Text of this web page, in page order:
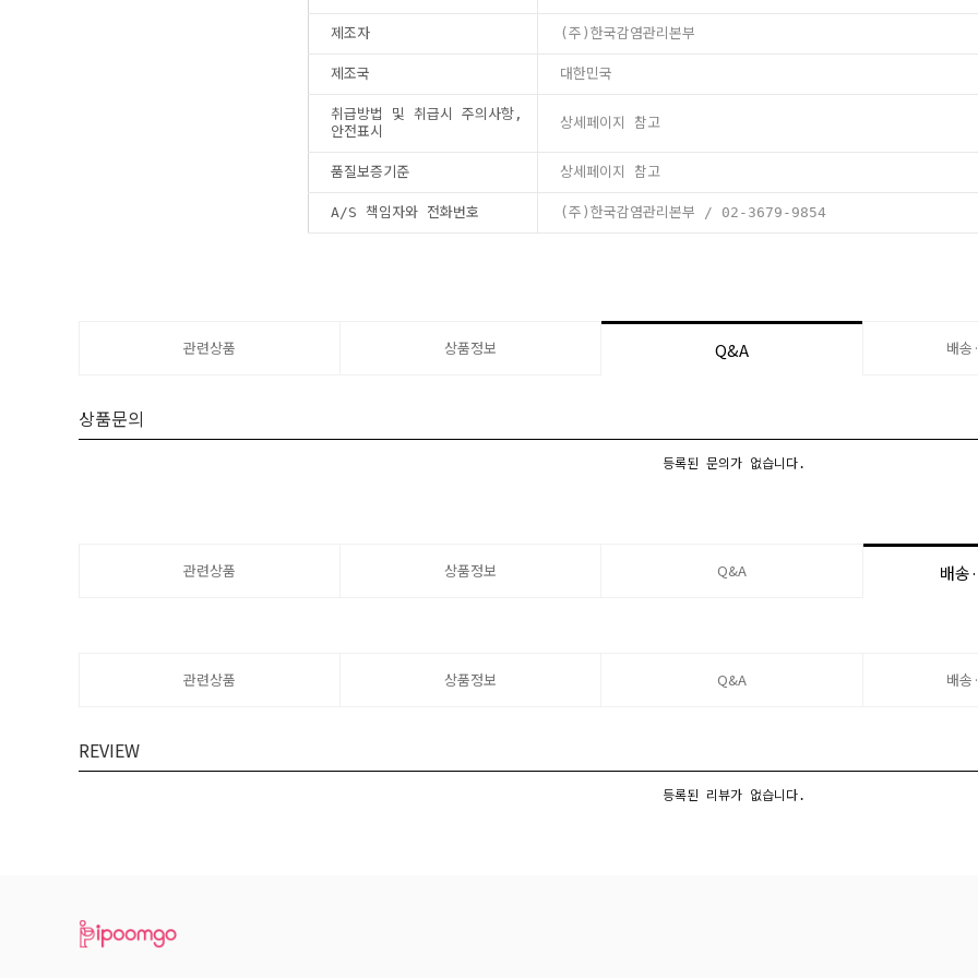
제조자 (주)한국감염관리본부
제조국 대한민국
취급방법 및 취급시 주의사항,
안전표시
상세페이지 참고
품질보증기준 상세페이지 참고
A/S 책임자와 전화번호 (주)한국감염관리본부 / 02-3679-9854
관련상품 상품정보 Q&A 배송
상품문의
등록된 문의가 없습니다.
관련상품 상품정보 Q&A 배송
관련상품 상품정보 Q&A 배송
REVIEW
등록된 리뷰가 없습니다.